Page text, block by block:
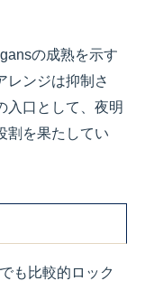
の成熟を示す
レンジは抑制さ
入口として、夜明
割を果たしてい
も比較的ロック